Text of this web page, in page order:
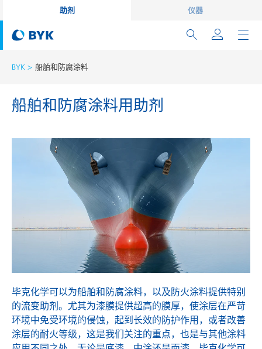
助剂 仪器
BYK 船舶和防腐涂料
船舶和防腐涂料用助剂
毕克化学可以为船舶和防腐涂料，以及防火涂料提供特别
的流变助剂。尤其为漆膜提供超高的膜厚，使涂层在严苛
环境中免受环境的侵蚀，起到长效的防护作用，或者改善
涂层的耐火等级，这是我们关注的重点，也是与其他涂料